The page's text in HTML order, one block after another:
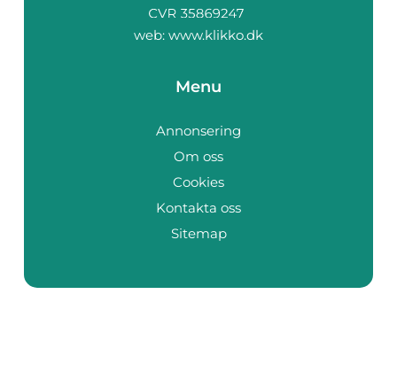
web: www.klikko.dk
Menu
Annonsering
Om oss
Cookies
Kontakta oss
Sitemap